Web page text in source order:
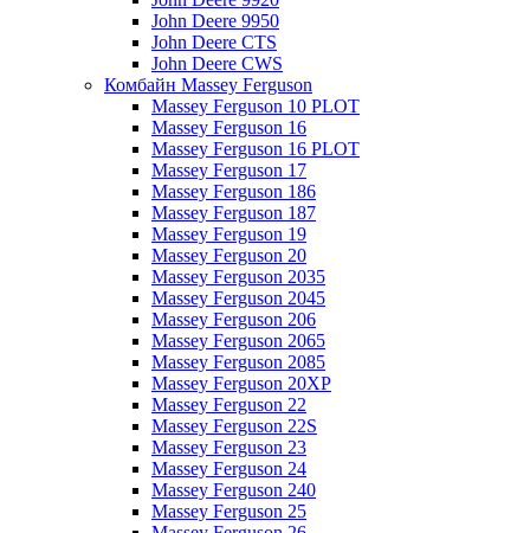
John Deere 9950
John Deere CTS
John Deere CWS
Комбайн Massey Ferguson
Massey Ferguson 10 PLOT
Massey Ferguson 16
Massey Ferguson 16 PLOT
Massey Ferguson 17
Massey Ferguson 186
Massey Ferguson 187
Massey Ferguson 19
Massey Ferguson 20
Massey Ferguson 2035
Massey Ferguson 2045
Massey Ferguson 206
Massey Ferguson 2065
Massey Ferguson 2085
Massey Ferguson 20XP
Massey Ferguson 22
Massey Ferguson 22S
Massey Ferguson 23
Massey Ferguson 24
Massey Ferguson 240
Massey Ferguson 25